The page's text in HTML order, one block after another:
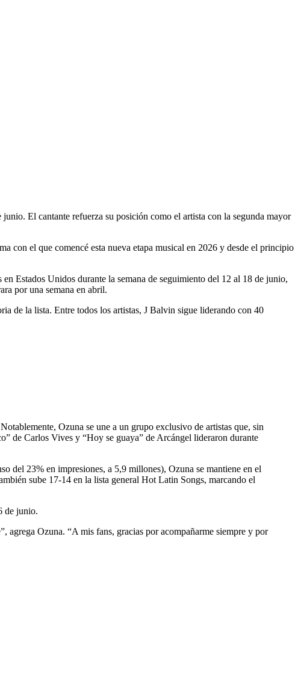
El cantante refuerza su posición como el artista con la segunda mayor
con el que comencé esta nueva etapa musical en 2026 y desde el principio
Estados Unidos durante la semana de seguimiento del 12 al 18 de junio,
por una semana en abril.
de la lista. Entre todos los artistas, J Balvin sigue liderando con 40
Ozuna se une a un grupo exclusivo de artistas que, sin
de Carlos Vives y “Hoy se guaya” de Arcángel lideraron durante
del 23% en impresiones, a 5,9 millones), Ozuna se mantiene en el
sube 17-14 en la lista general Hot Latin Songs, marcando el
de junio.
agrega Ozuna. “A mis fans, gracias por acompañarme siempre y por